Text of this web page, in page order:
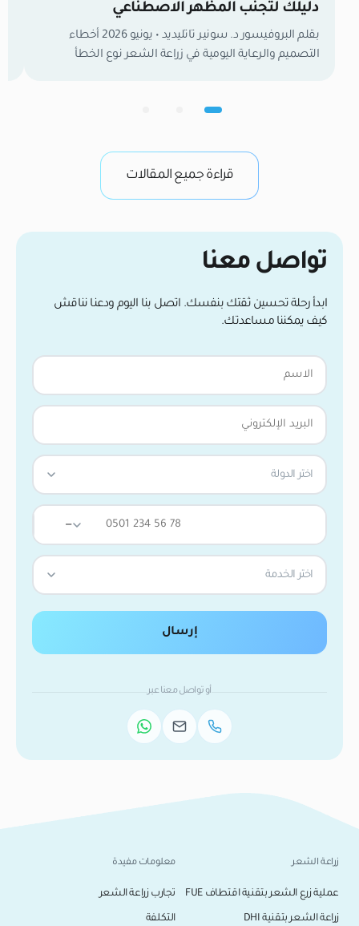
دليلك لتجنب المظهر الاصطناعي
بقلم البروفيسور د. سونير تاتليديد • يونيو 2026 أخطاء
التصميم والرعاية اليومية في زراعة الشعر نوع الخطأ
الجبهة كخط مستقيم تام دون مراعاة انحناءات الجمجمة
الوقاية تعتمد على التعرجات المجهرية (Micro-
قراءة جميع المقالات
تواصل معنا
ابدأ رحلة تحسين ثقتك بنفسك. اتصل بنا اليوم ودعنا نناقش
كيف يمكننا مساعدتك.
اختر الدولة
—
اختر الخدمة
إرسال
أو تواصل معنا عبر
زراعة الشعر
عملية زرع الشعر بتقنية اقتطاف FUE
زراعة الشعر بتقنية DHI
معلومات مفيدة
تجارب زراعة الشعر
التكلفة